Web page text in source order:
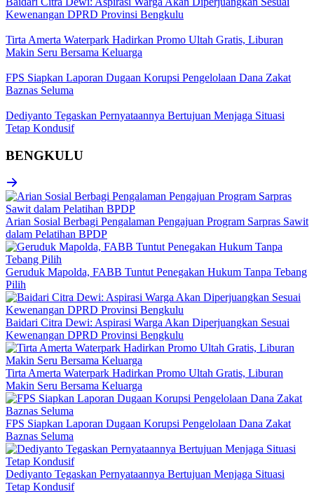
Kewenangan DPRD Provinsi Bengkulu
Tirta Amerta Waterpark Hadirkan Promo Ultah Gratis, Liburan
Makin Seru Bersama Keluarga
FPS Siapkan Laporan Dugaan Korupsi Pengelolaan Dana Zakat
Baznas Seluma
Dediyanto Tegaskan Pernyataannya Bertujuan Menjaga Situasi
Tetap Kondusif
BENGKULU
Arian Sosial Berbagi Pengalaman Pengajuan Program Sarpras Sawit
dalam Pelatihan BPDP
Geruduk Mapolda, FABB Tuntut Penegakan Hukum Tanpa Tebang
Pilih
Baidari Citra Dewi: Aspirasi Warga Akan Diperjuangkan Sesuai
Kewenangan DPRD Provinsi Bengkulu
Tirta Amerta Waterpark Hadirkan Promo Ultah Gratis, Liburan
Makin Seru Bersama Keluarga
FPS Siapkan Laporan Dugaan Korupsi Pengelolaan Dana Zakat
Baznas Seluma
Dediyanto Tegaskan Pernyataannya Bertujuan Menjaga Situasi
Tetap Kondusif